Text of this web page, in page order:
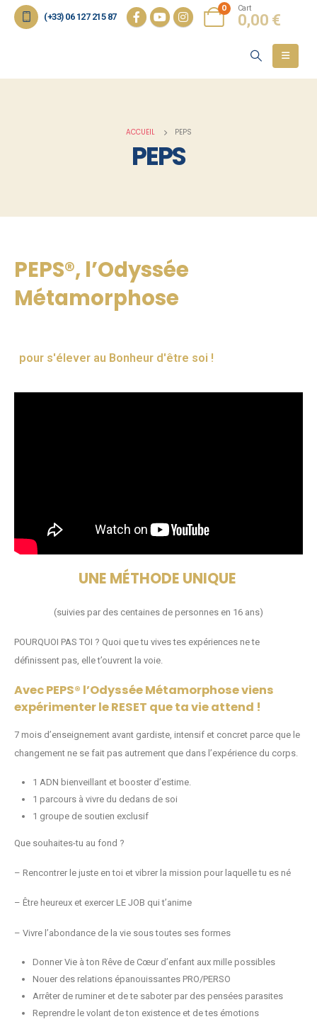
(+33) 06 127 215 87
0 Cart
0,00 €
ACCUEIL PEPS
PEPS
PEPS®, l’Odyssée
Métamorphose
pour s'élever au Bonheur d'être soi !
UNE MÉTHODE UNIQUE
(suivies par des centaines de personnes en 16 ans)
POURQUOI PAS TOI ? Quoi que tu vives tes expériences ne te
définissent pas, elle t’ouvrent la voie.
Avec PEPS® l’Odyssée Métamorphose viens
expérimenter le RESET que ta vie attend !
7 mois d’enseignement avant gardiste, intensif et concret parce que le
changement ne se fait pas autrement que dans l’expérience du corps.
1 ADN bienveillant et booster d’estime.
1 parcours à vivre du dedans de soi
1 groupe de soutien exclusif
Que souhaites-tu au fond ?
– Rencontrer le juste en toi et vibrer la mission pour laquelle tu es né
– Être heureux et exercer LE JOB qui t’anime
– Vivre l’abondance de la vie sous toutes ses formes
Donner Vie à ton Rêve de Cœur d’enfant aux mille possibles
Nouer des relations épanouissantes PRO/PERSO
Arrêter de ruminer et de te saboter par des pensées parasites
Reprendre le volant de ton existence et de tes émotions